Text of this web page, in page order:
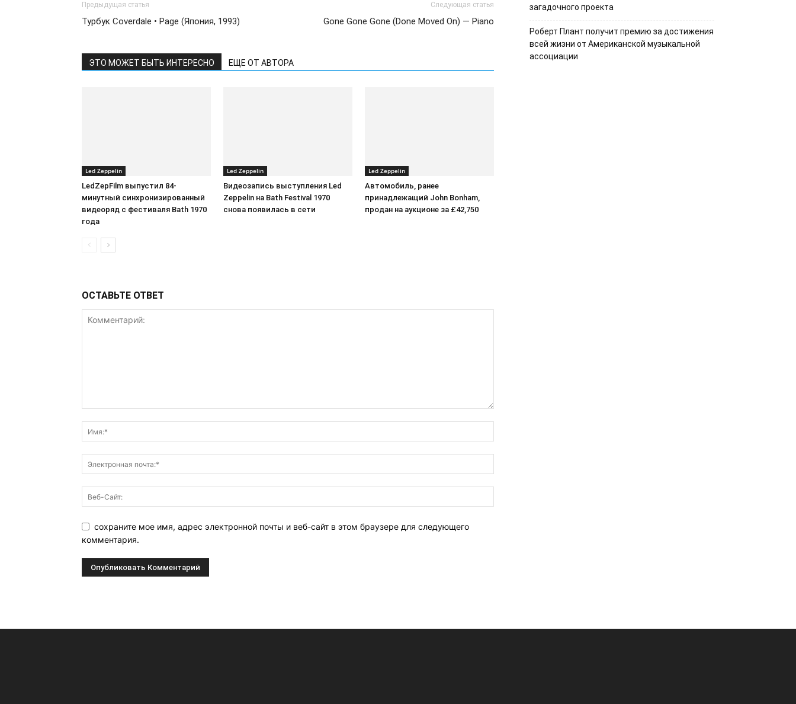
Предыдущая статья
Турбук Coverdale • Page (Япония, 1993)
Следующая статья
Gone Gone Gone (Done Moved On) — Piano
ЭТО МОЖЕТ БЫТЬ ИНТЕРЕСНО ЕЩЕ ОТ АВТОРА
Led Zeppelin
LedZepFilm выпустил 84-
минутный синхронизированный
видеоряд с фестиваля Bath 1970
года
Led Zeppelin
Видеозапись выступления Led
Zeppelin на Bath Festival 1970
снова появилась в сети
Led Zeppelin
Автомобиль, ранее
принадлежащий John Bonham,
продан на аукционе за £42,750
ОСТАВЬТЕ ОТВЕТ
сохраните мое имя, адрес электронной почты и веб-сайт в этом браузере для следующего
комментария.
загадочного проекта
Роберт Плант получит премию за достижения
всей жизни от Американской музыкальной
ассоциации